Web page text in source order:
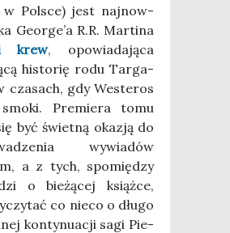
w Pol­sce) jest naj­now­
George’a R.R. Mar­ti­na
krew, opo­wia­da­ją­ca
histo­rię rodu Tar­ga­
cza­sach, gdy Weste­ros
smo­ki. Pre­mie­ra tomu
być świet­ną oka­zją do
wywia­dów
a z tych, spo­mię­dzy
o bie­żą­cej książ­ce,
co nie­co o dłu­go
kon­ty­nu­acji sagi Pie­